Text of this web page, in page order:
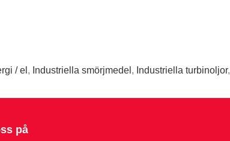
/ el , Industriella smörjmedel , Industriella turbinoljor,
på